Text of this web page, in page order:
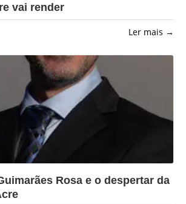
vai render
Ler mais →
Rosa e o despertar da